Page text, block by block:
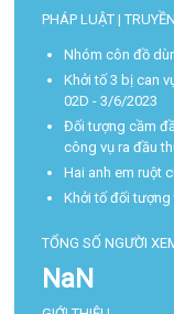
PHÁP LUẬT |
Nhóm côn đồ
Khởi tố 3 bị can
02D - 3/6/2023
Đối tượng cầm
công vụ ra đầu
Hai anh em ruột
Khởi tố đối
TỔNG SỐ NGƯỜI
NaN